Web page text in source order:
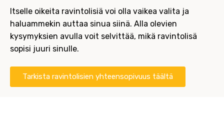
Itselle oikeita ravintolisiä voi olla vaikea valita ja
haluammekin auttaa sinua siinä. Alla olevien
kysymyksien avulla voit selvittää, mikä ravintolisä
sopisi juuri sinulle.
Tarkista ravintolisien yhteensopivuus täältä